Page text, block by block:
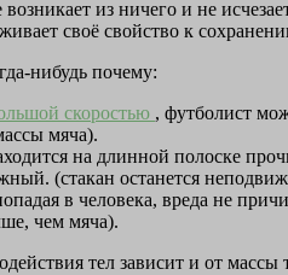
из ничего и не
своё свойство к
нибудь почему:
скоростью , футболист
мяча).
на длинной полоске
(стакан останется
в человека, вреда не
чем мяча).
тел зависит и от